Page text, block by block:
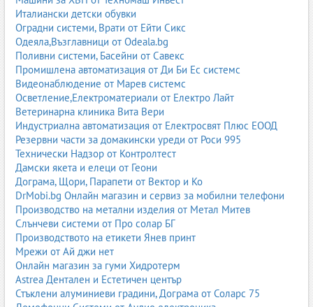
Тези представителства предлагат пълна гама услуги: продажба,
гаранционен сервиз, оригинални части, тест драйв, лизинг и
корпоративни решения.
2. Видове автомобили
Автомобилният пазар предлага разнообразие от модели
според нуждите на потребителите.
2.1. Лекотоварни и леки автомобили
седани;
хечбек;
комби;
купе;
кабриолет.
2.2. SUV и кросоувъри
компактни SUV;
среден клас SUV;
луксозни SUV;
Италиански детски обувки
Оградни системи, Врати от Ейти Сикс
Одеяла,Възглавници от Odeala.bg
Поливни системи, Басейни от Савекс
Промишлена автоматизация от Ди Би Ес системс
Видеонаблюдение от Марев системс
Осветление,Електроматериали от Електро Лайт
Ветеринарна клиника Вита Вери
Индустриална автоматизация от Електросвят Плюс ЕООД
Резервни части за домакински уреди от Роси 995
Технически Надзор от Контролтест
Дамски якета и елеци от Геони
Дограма, Щори, Парапети от Вектор и Ко
DrMobi.bg Онлайн магазин и сервиз за мобилни телефони
Производство на метални изделия от Метал Митев
Слънчеви системи от Про солар БГ
Производството на етикети Янев принт
Мрежи от Ай джи нет
Онлайн магазин за гуми Хидротерм
Astrea Дентален и Естетичен център
Стъклени алуминиеви градини, Дограма от Соларс 75